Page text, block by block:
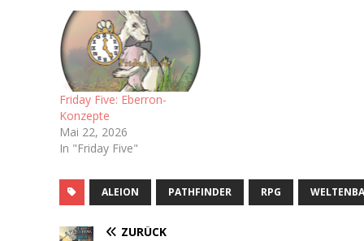
Friday Five: Eberron-
Konzepte
Mai 22, 2026
In "Friday Five"
ALEION PATHFINDER RPG
ZURÜCK